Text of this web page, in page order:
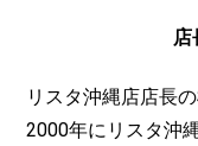
リスタ沖縄店店長
2000年にリスタ沖